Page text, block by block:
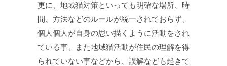
更に、地域猫対策といっても明確な場所、時
間、方法などのルールが統一されておらず、
個人個人が自身の思い描くように活動をされ
ている事、また地域猫活動が住民の理解を得
られていない事などから、誤解なども起きて